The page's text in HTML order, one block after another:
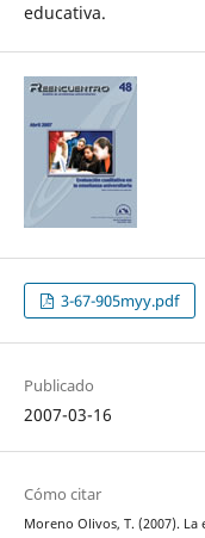
educativa.
3-67-905myy.pdf
Publicado
2007-03-16
Cómo citar
Moreno Olivos, T. (2007).